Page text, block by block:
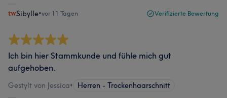
Sibylle•vor 11 Tagen Verifizierte Bewertung
Ich bin hier Stammkunde und fühle mich gut
aufgehoben.
Gestylt von Jessica• Herren - Trockenhaarschnitt